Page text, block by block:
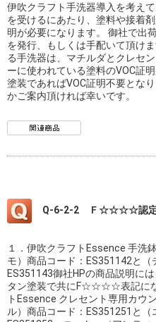
伊吹クラフト手洗器導入を考え
を受けるにあたり、塗料や接着
明が必要になります。 御社で出
を発行、もしくは手配いて頂け
る手洗器は、マチルダとクレセ
ーに使われている塗料のVOC証
塗装であればVOC証明不要とな
かご案内頂ければ幸いです。
Q-6-2-2 Ｆ☆☆☆☆認定
１．伊吹クラフトEssence 手洗
モ）商品コード：ES351142と（
ES351143御社HPの商品説明に
タン塗装で共にF☆☆☆☆表記に
トEssence クレセント専用カ
ル）商品コード：ES351251と（